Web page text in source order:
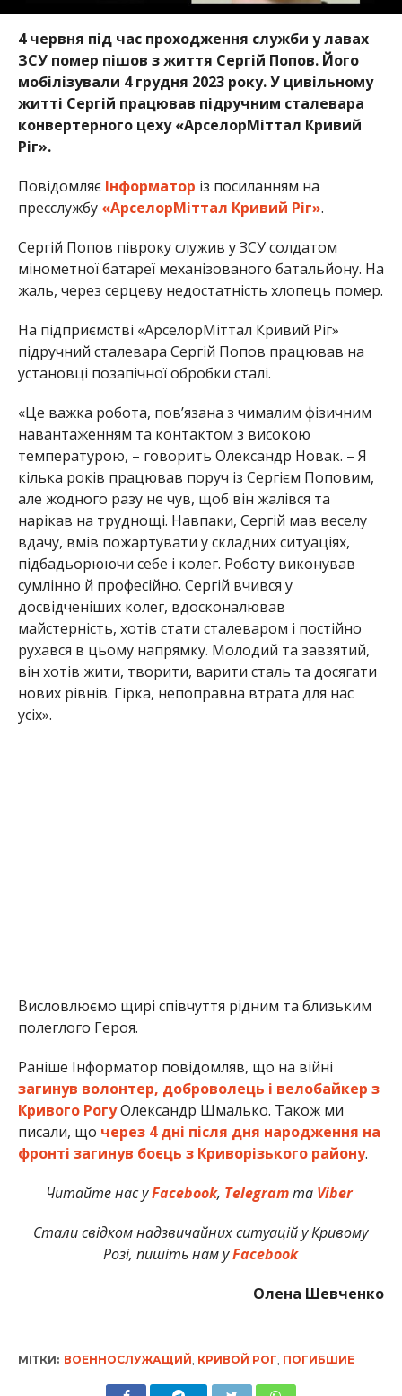
4 червня під час проходження служби у лавах
ЗСУ помер пішов з життя Сергій Попов. Його
мобілізували 4 грудня 2023 року. У цивільному
житті Сергій працював підручним сталевара
конвертерного цеху «АрселорМіттал Кривий
Ріг».
Повідомляє Інформатор із посиланням на
пресслужбу «АрселорМіттал Кривий Ріг».
Сергій Попов півроку служив у ЗСУ солдатом
мінометної батареї механізованого батальйону. На
жаль, через серцеву недостатність хлопець помер.
На підприємстві «АрселорМіттал Кривий Ріг»
підручний сталевара Сергій Попов працював на
установці позапічної обробки сталі.
«Це важка робота, пов’язана з чималим фізичним
навантаженням та контактом з високою
температурою, – говорить Олександр Новак. – Я
кілька років працював поруч із Сергієм Поповим,
але жодного разу не чув, щоб він жалівся та
нарікав на труднощі. Навпаки, Сергій мав веселу
вдачу, вмів пожартувати у складних ситуаціях,
підбадьорюючи себе і колег. Роботу виконував
сумлінно й професійно. Сергій вчився у
досвідченіших колег, вдосконалював
майстерність, хотів стати сталеваром і постійно
рухався в цьому напрямку. Молодий та завзятий,
він хотів жити, творити, варити сталь та досягати
нових рівнів. Гірка, непоправна втрата для нас
усіх».
Висловлюємо щирі співчуття рідним та близьким
полеглого Героя.
Раніше Інформатор повідомляв, що на війні
загинув волонтер, доброволець і велобайкер з
Кривого РогуОлександр Шмалько. Також ми
писали, що через 4 дні після дня народження на
фронті загинув боєць з Криворізького району.
Читайте нас уFacebook, Telegramта Viber
Стали свідком надзвичайних ситуацій у Кривому
Розі, пишіть нам уFacebook
Олена Шевченко
МІТКИ: ВОЕННОСЛУЖАЩИЙ КРИВОЙ РОГ ПОГИБШИЕ